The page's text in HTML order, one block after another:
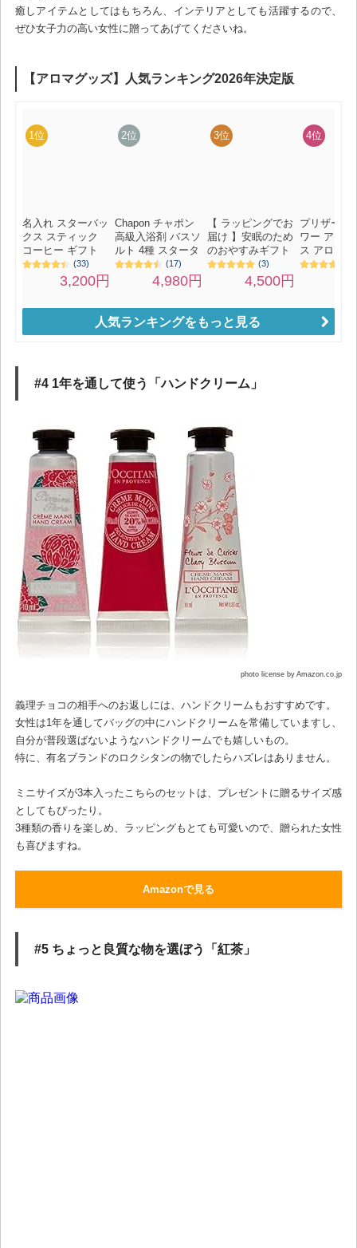
癒しアイテムとしてはもちろん、インテリアとしても活躍するので、
ぜひ女子力の高い女性に贈ってあげてくださいね。
人気ランキングをもっと見る
#4 1年を通して使う「ハンドクリーム」
photo license by Amazon.co.jp
義理チョコの相手へのお返しには、ハンドクリームもおすすめです。
女性は1年を通してバッグの中にハンドクリームを常備していますし、
自分が普段選ばないようなハンドクリームでも嬉しいもの。
特に、有名ブランドのロクシタンの物でしたらハズレはありません。
ミニサイズが3本入ったこちらのセットは、プレゼントに贈るサイズ感
としてもぴったり。
3種類の香りを楽しめ、ラッピングもとても可愛いので、贈られた女性
も喜びますね。
Amazonで見る
#5 ちょっと良質な物を選ぼう「紅茶」